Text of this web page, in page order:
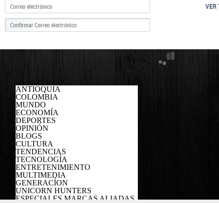
VER
ANTIOQUIA
COLOMBIA
MUNDO
ECONOMÍA
DEPORTES
OPINIÓN
BLOGS
CULTURA
TENDENCIAS
TECNOLOGÍA
ENTRETENIMIENTO
MULTIMEDIA
GENERACÍON
UNICORN HUNTERS
ESPECIALES MARCAS ALIADAS